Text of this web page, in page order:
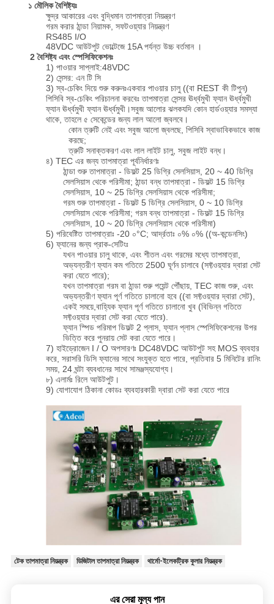
১ মৌলিক বৈশিষ্ট্যঃ
ক্ষুদ্র আকারের এবং বুদ্ধিমান তাপমাত্রা নিয়ন্ত্রণ
গরম করার ঠান্ডা নিয়ামক, সফটওয়্যার নিয়ন্ত্রণ
RS485 I/O
48VDC আউটপুট ভোল্টেজে 15A পর্যন্ত উচ্চ বর্তমান ।
2 বৈশিষ্ট্য এবং স্পেসিফিকেশনঃ
1) পাওয়ার সাপ্লাই:48VDC
2) সেন্সর: এন টি সি
3) স্ব-চেকিং দিয়ে শুরু করুনঃএকবার পাওয়ার চালু ((বা REST কী টিপুন)
পিসিবি স্ব-চেকিং পরিচালনা করবেঃ তাপমাত্রা সেন্সর ঊর্ধ্বমুখী ফ্যান ঊর্ধ্বমুখী
ফ্যান ঊর্ধ্বমুখী ফ্যান ঊর্ধ্বমুখী।সবুজ আলোর ঝলকযদি কোন হার্ডওয়্যার সমস্যা
থাকে, তাহলে ৫ সেকেন্ডের জন্য লাল আলো জ্বলবে।
কোন ত্রুটি নেই এবং সবুজ আলো জ্বলছে, পিসিবি স্বাভাবিকভাবে কাজ
করছে;
ত্রুটি সনাক্তকরণ এবং লাল লাইট চালু, সবুজ লাইট বন্ধ।
৪) TEC এর জন্য তাপমাত্রা পূর্বনির্ধারণঃ
ঠান্ডা শুরু তাপমাত্রা - ডিফল্ট 25 ডিগ্রি সেলসিয়াস, 20 ~ 40 ডিগ্রি
সেলসিয়াস থেকে পরিসীমা; ঠান্ডা বন্ধ তাপমাত্রা - ডিফল্ট 15 ডিগ্রি
সেলসিয়াস, 10 ~ 25 ডিগ্রি সেলসিয়াস থেকে পরিসীমা;
গরম শুরু তাপমাত্রা - ডিফল্ট 5 ডিগ্রি সেলসিয়াস, 0 ~ 10 ডিগ্রি
সেলসিয়াস থেকে পরিসীমা; গরম বন্ধ তাপমাত্রা - ডিফল্ট 15 ডিগ্রি
সেলসিয়াস, 10 ~ 20 ডিগ্রি সেলসিয়াস থেকে পরিসীমা)
5) পরিবেষ্টিত তাপমাত্রাঃ -20 ০°C; আর্দ্রতাঃ ০% ০% ((অ-কন্ডেনসিং)
6) ফ্যানের জন্য প্রাক-সেটিংঃ
যখন পাওয়ার চালু থাকে, এবং শীতল এবং গরমের মধ্যে তাপমাত্রা,
অভ্যন্তরীণ ফ্যান কম গতিতে 2500 ঘূর্ণন চালাবে (সফ্টওয়্যার দ্বারা সেট
করা যেতে পারে);
যখন তাপমাত্রা গরম বা ঠান্ডা শুরু পয়েন্ট পৌঁছায়, TEC কাজ শুরু, এবং
অভ্যন্তরীণ ফ্যান পূর্ণ গতিতে চালানো হবে ((বা সফ্টওয়্যার দ্বারা সেট),
একই সময়ে,বাহ্যিক ফ্যান পূর্ণ গতিতে চালানো খুব (বিভিন্ন গতিতে
সফ্টওয়্যার দ্বারা সেট করা যেতে পারে).
ফ্যান স্পিড পরিমাপ ডিফল্ট 2 প্লাস, ফ্যান প্লাস স্পেসিফিকেশনের উপর
ভিত্তি করে পুনরায় সেট করা যেতে পারে।
7) হাইড্রোজেন I / O অপসারণঃ DC48VDC আউটপুট সহ MOS ব্যবহার
করে, সরাসরি ডিসি ফ্যানের সাথে সংযুক্ত হতে পারে, প্রতিবার 5 মিনিটের রানিং
সময়, 24 ঘন্টা ব্যবধানের সাথে সামঞ্জস্যযোগ্য।
৮) এলার্মঃ রিলে আউটপুট।
9) যোগাযোগ ঠিকানা কোডঃ ব্যবহারকারী দ্বারা সেট করা যেতে পারে
টেক তাপমাত্রা নিয়ন্ত্রক ডিজিটাল তাপমাত্রা নিয়ন্ত্রক থার্মো-ইলেকট্রিক কুলার নিয়ন্ত্রক
এর সেরা মূল্য পান